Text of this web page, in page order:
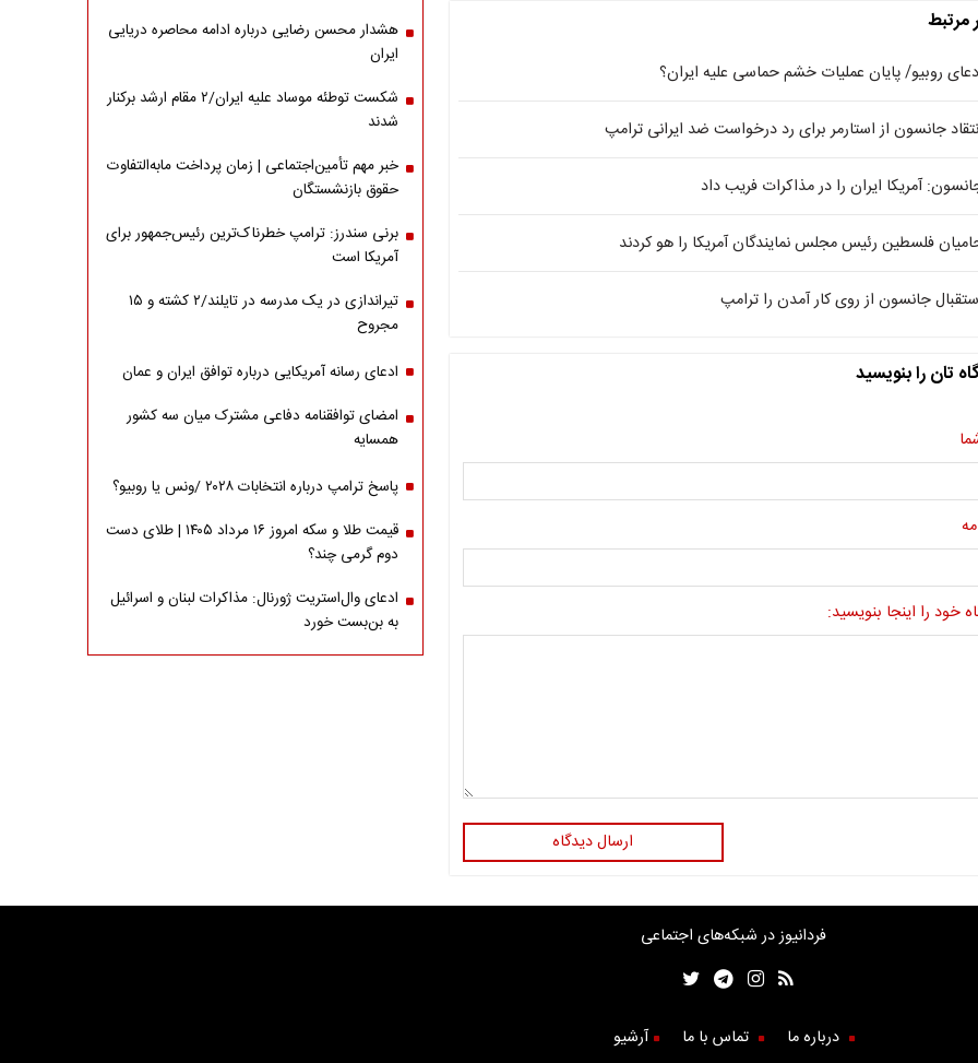
مرتبط
روبیو/ پایان عملیات خشم حماسی علیه ایران؟
جانسون از استارمر برای رد درخواست ضد ایرانی ترامپ
آمریکا ایران را در مذاکرات فریب داد
فلسطین رئیس مجلس نمایندگان آمریکا را هو کردند
جانسون از روی کار آمدن را ترامپ
تان را بنویسید
خود را اینجا بنویسید:
ارسال دیدگاه
هشدار محسن رضایی درباره ادامه محاصره دریایی
ایران
شکست توطئه موساد علیه ایران/۲ مقام‌ ارشد برکنار
شدند
خبر مهم تأمین‌اجتماعی | زمان پرداخت مابه‌التفاوت
حقوق بازنشستگان
برنی سندرز: ترامپ خطرناک‌ترین رئیس‌جمهور برای
آمریکا است
تیراندازی در یک مدرسه در تایلند/۲ کشته و ۱۵
مجروح
ادعای رسانه آمریکایی درباره توافق ایران و عمان
امضای توافقنامه دفاعی مشترک میان سه کشور
همسایه
پاسخ ترامپ درباره انتخابات ۲۰۲۸ /ونس یا روبیو؟
قیمت طلا و سکه امروز ۱۶ مرداد ۱۴۰۵ | طلای دست
دوم گرمی چند؟
ادعای وال‌استریت ژورنال: مذاکرات لبنان و اسرائیل
به بن‌بست خورد
فردانیوز در شبکه‌های اجتماعی
درباره ما تماس با ما آرشیو